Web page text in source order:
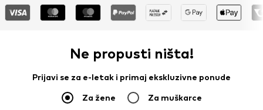
Ne propusti ništa!
Prijavi se za e-letak i primaj ekskluzivne ponude
Za žene Za muškarce